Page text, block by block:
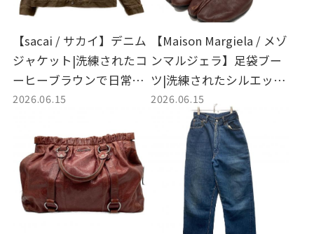
【sacai / サカイ】デニム
ジャケット|洗練されたコ
ーヒーブラウンで日常を
彩る逸品が入荷！今こそ
2026.06.15
【Maison Margiela / メゾ
ンマルジェラ】足袋ブー
ツ|洗練されたシルエット
で日常を彩る名作が入
荷！今こそ特別な買取を
2026.06.15